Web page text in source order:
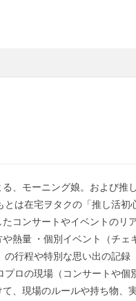
、モーニング娘。および推
は在宅ヲタクの「推し活初
コンサートやイベントのリ
熱量 ・個別イベント（チェ
行程や特別な思い出の記録
ロの現場（コンサートや個
、現場のルールや持ち物、